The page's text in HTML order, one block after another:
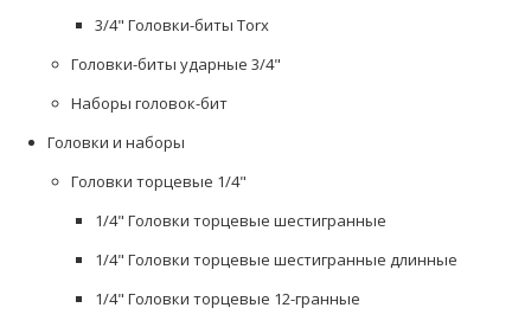
3/4" Головки-биты Torx
Головки-биты ударные 3/4"
Наборы головок-бит
Головки и наборы
Головки торцевые 1/4"
1/4" Головки торцевые шестигранные
1/4" Головки торцевые шестигранные длинные
1/4" Головки торцевые 12-гранные